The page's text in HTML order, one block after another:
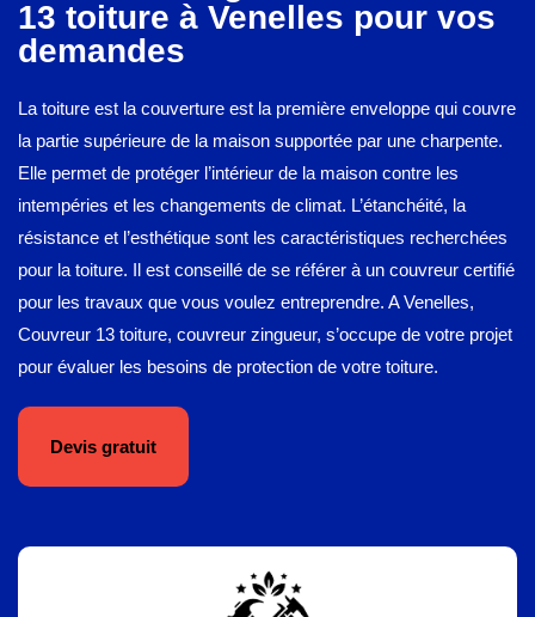
13 toiture à Venelles pour vos
demandes
La toiture est la couverture est la première enveloppe qui couvre
la partie supérieure de la maison supportée par une charpente.
Elle permet de protéger l’intérieur de la maison contre les
intempéries et les changements de climat. L’étanchéité, la
résistance et l’esthétique sont les caractéristiques recherchées
pour la toiture. Il est conseillé de se référer à un couvreur certifié
pour les travaux que vous voulez entreprendre. A Venelles,
Couvreur 13 toiture, couvreur zingueur, s’occupe de votre projet
pour évaluer les besoins de protection de votre toiture.
Devis gratuit